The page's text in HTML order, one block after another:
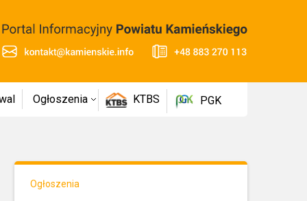
Ogłoszenia KTBS PGK
Ogłoszenia